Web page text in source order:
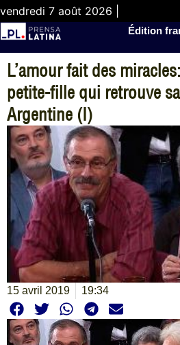
vendredi 7 août 2026 |
Édition
L’amour fait des
petite-fille qui retrouve
Argentine (I)
15 avril 2019 19:34